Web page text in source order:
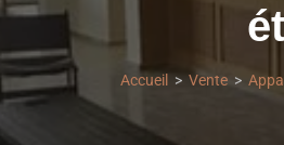
Accueil Vente